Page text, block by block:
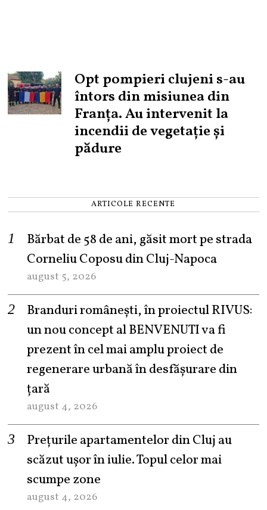
Opt pompieri clujeni s-au
întors din misiunea din
Franța. Au intervenit la
incendii de vegetație și
pădure
ARTICOLE RECENTE
Bărbat de 58 de ani, găsit mort pe strada
Corneliu Coposu din Cluj-Napoca
august 5, 2026
Branduri românești, în proiectul RIVUS:
un nou concept al BENVENUTI va fi
prezent în cel mai amplu proiect de
regenerare urbană în desfășurare din
țară
august 4, 2026
Prețurile apartamentelor din Cluj au
scăzut ușor în iulie. Topul celor mai
scumpe zone
august 4, 2026